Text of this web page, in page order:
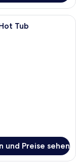
mit Whirlpool,
Tub
und Preise sehen